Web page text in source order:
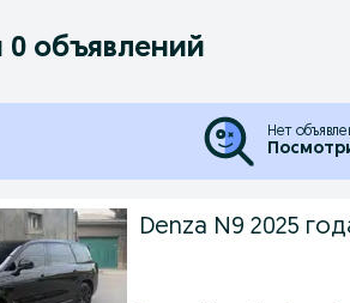
объявлений
Нет
Denza N9 2025